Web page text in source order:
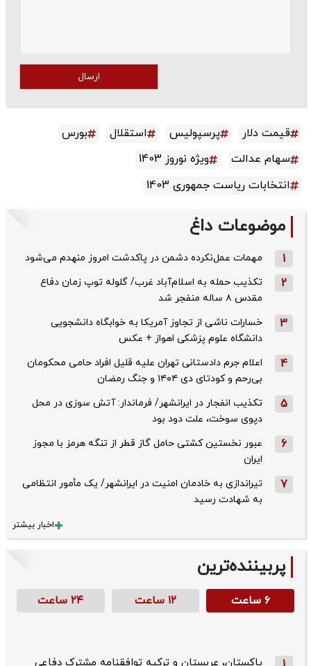
ارسال
قیمت دلار پرسپولیس استقلال
بورس
سهام عدالت
ویژه نوروز 1403
انتخابات ریاست جمهوری 1403
موضوعات داغ
1 مهمات عمل‌نکرده دشمن در پاکدشت امروز منهدم می‌شود
2
تکذیب حمله به اسلام‌آباد غرب/ گلوله توپ زمان دفاع
مقدس ۸ ساله منفجر شد
3
خسارات ناشی از تجاوز آمریکا به خوابگاه دانشجویی
دانشگاه علوم پزشکی اهواز + عکس
4
اعلام جرم دادستانی تهران علیه قلیل افراد حامی محکومان
بی‌رحم و کودتای دی‌ ۱۴۰۴ و جنگ رمضان
5
تکذیب ‌انفجار در ایرانشهر/ فرماندار: آتش سوزی در محل
دپوی سوخت، علت دود بود
6
عبور نخستین کشتی حامل گاز قطر از تنگه هرمز با مجوز
ایران
7
تیراندازی به خادمان امنیت در ایرانشهر/ یک مأمور انتظامی
به شهادت رسید
اخبار بیشتر
پربیننده‌ترین
۶ ساعت ۱۲ ساعت ۲۴ ساعت
پاکستان، عربستان و ترکیه توافقنامه مشترک دفاعی